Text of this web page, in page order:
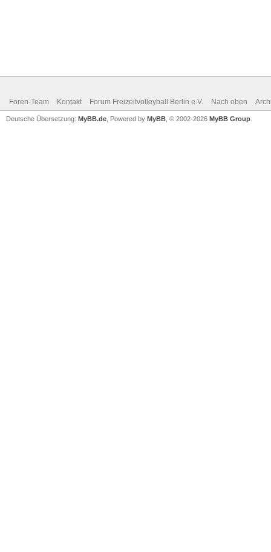
Foren-Team Kontakt Forum Freizeitvolleyball Berlin e.V. Nach oben
Deutsche Übersetzung: MyBB.de , Powered by MyBB , © 2002-2026 MyBB Group